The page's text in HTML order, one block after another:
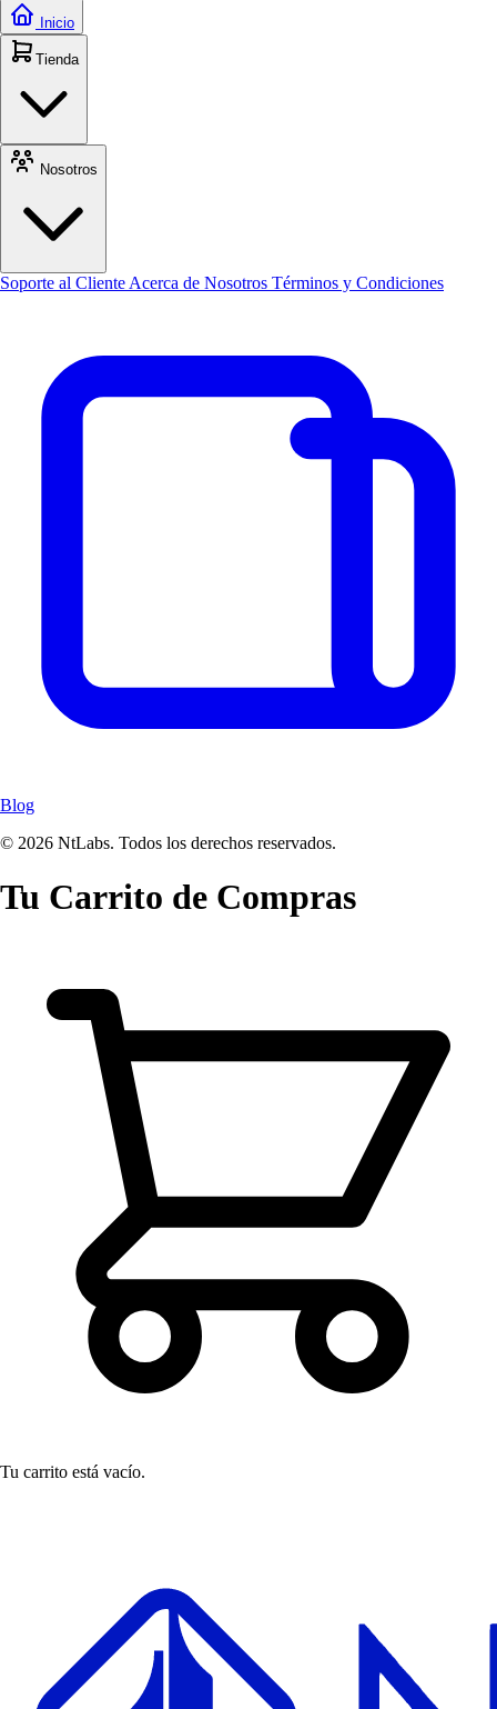
Inicio
Tienda
Nosotros
Soporte al Cliente Acerca de Nosotros Términos y Condiciones
Blog
© 2026 NtLabs. Todos los derechos reservados.
Tu Carrito de Compras
Tu carrito está vacío.